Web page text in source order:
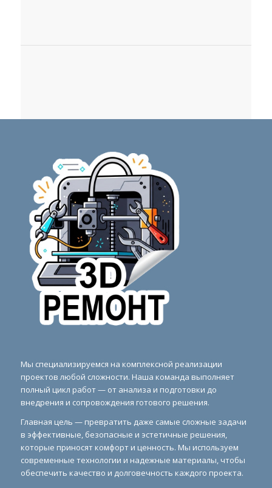
Мы специализируемся на комплексной реализации
проектов любой сложности. Наша команда выполняет
полный цикл работ — от анализа и подготовки до
внедрения и сопровождения готового решения.
Главная цель — превратить даже самые сложные задачи
в эффективные, безопасные и эстетичные решения,
которые приносят комфорт и ценность. Мы используем
современные технологии и надежные материалы, чтобы
обеспечить качество и долговечность каждого проекта.